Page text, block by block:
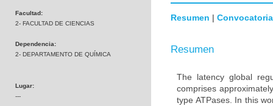
Facultad:
2- FACULTAD DE CIENCIAS
Dependencia:
2- DEPARTAMENTO DE QUÍMICA
Lugar:
---
Resumen | Convocatoria
Resumen
The latency global
comprises
type ATPases. In this